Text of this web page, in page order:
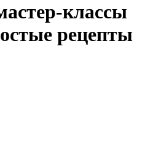
классы
рецепты